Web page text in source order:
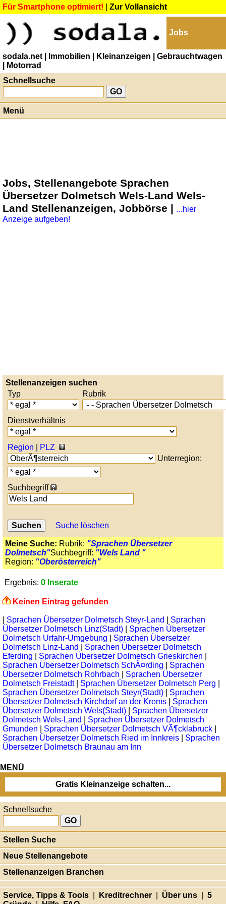
Für Smartphone optimiert! Zur Vollansicht
Jobs
sodala.net | Immobilien | Kleinanzeigen
| Gebrauchtwagen
| Motorrad
Schnellsuche
Menü
Jobs, Stellenangebote Sprachen
Übersetzer Dolmetsch Wels-Land Wels-
Land Stellenanzeigen, Jobbörse | ...hier
Anzeige aufgeben!
Stellenanzeigen suchen
Typ
Rubrik
Dienstverhältnis
Region
PLZ
Unterregion:
Suchbegriff
Suche löschen
Meine Suche: Rubrik: "Sprachen Übersetzer
Dolmetsch"Suchbegriff: "Wels Land "
Region: "Oberösterreich"
Ergebnis: 0 Inserate
Keinen Eintrag gefunden
Sprachen Übersetzer Dolmetsch Steyr-Land
Sprachen
Übersetzer Dolmetsch Linz(Stadt)
Sprachen Übersetzer
Dolmetsch Urfahr-Umgebung
Sprachen Übersetzer
Dolmetsch Linz-Land
Sprachen Übersetzer Dolmetsch
Eferding
Sprachen Übersetzer Dolmetsch Grieskirchen
Sprachen Übersetzer Dolmetsch SchÃ¤rding
Sprachen
Übersetzer Dolmetsch Rohrbach
Sprachen Übersetzer
Dolmetsch Freistadt| Sprachen Übersetzer Dolmetsch Perg
Sprachen Übersetzer Dolmetsch Steyr(Stadt)
Sprachen
Übersetzer Dolmetsch Kirchdorf an der Krems
Sprachen
Übersetzer Dolmetsch Wels(Stadt)
Sprachen Übersetzer
Dolmetsch Wels-Land
Sprachen Übersetzer Dolmetsch
Gmunden
Sprachen Übersetzer Dolmetsch VÃ¶cklabruck
Sprachen Übersetzer Dolmetsch Ried im Innkreis
Sprachen
Übersetzer Dolmetsch Braunau am Inn
MENÜ
Gratis Kleinanzeige schalten...
Schnellsuche
Stellen Suche
Neue Stellenangebote
Stellenanzeigen Branchen
Service, Tipps & Tools Kreditrechner Über uns
5